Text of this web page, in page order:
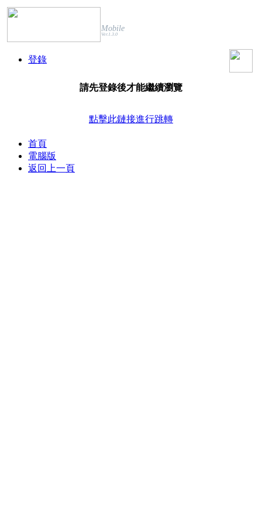
Mobile
Ver.1.3.0
登錄
請先登錄後才能繼續瀏覽
點擊此鏈接進行跳轉
首頁
電腦版
返回上一頁